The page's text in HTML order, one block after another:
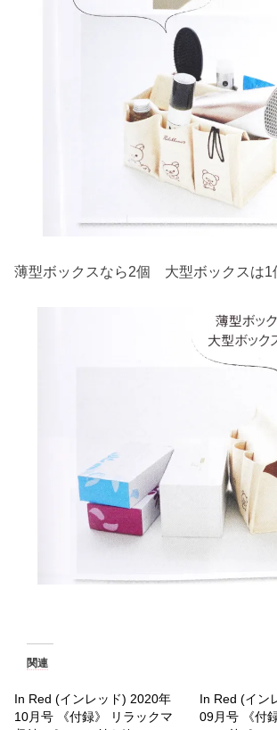
薄型ボックスなら2個 大型ボックスは1
関連
In Red (インレッド) 2020年
10月号 《付録》 リラックマ
In Red (イン
09月号 《付